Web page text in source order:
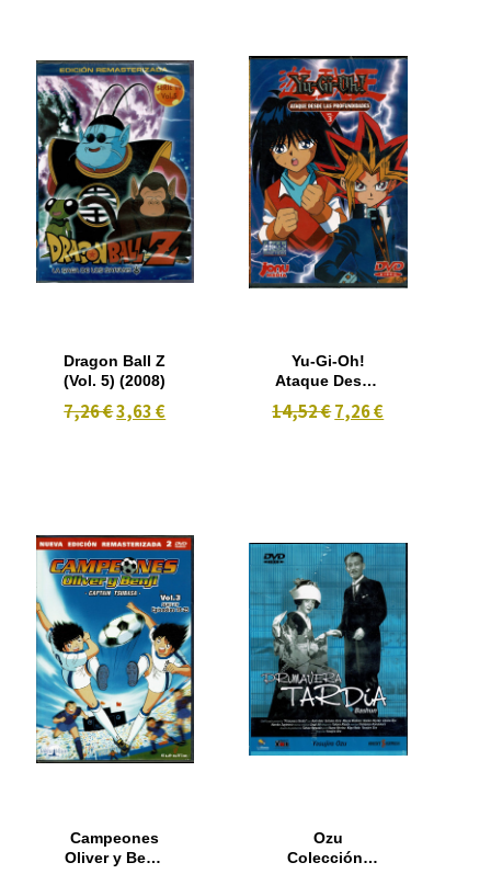
Dragon Ball Z
(Vol. 5) (2008)
7,26 €3,63 €
Yu-Gi-Oh!
Ataque Desde
Profundidades
14,52 €7,26 €
Campeones
Oliver y Benji
Ozu
Colección: